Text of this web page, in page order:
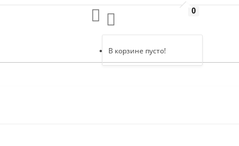
0
В корзине пусто!